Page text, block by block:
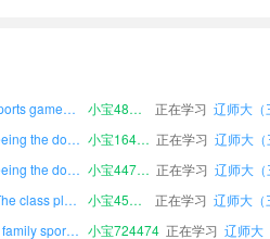
The
翻译：英格
It's cool!
翻译：太棒
辽师大（三起）四年级上册Unit 6 Sports games课文朗读 小宝481443 正在学习
辽师大（三起）四年级上册Unit 2 Seeing the doctor课文朗读 小宝164959 正在学习
辽师大（三起）六年级上册Unit 2 Seeing the doctor课文朗读 小宝447851 正在学习
辽师大（三起）六年级上册Unit 11 The class play课文朗读 小宝451469 正在学习
辽师大（三起）六年级上册Unit 10 A family sports day课文朗读 小宝724474 正在学习 辽师大